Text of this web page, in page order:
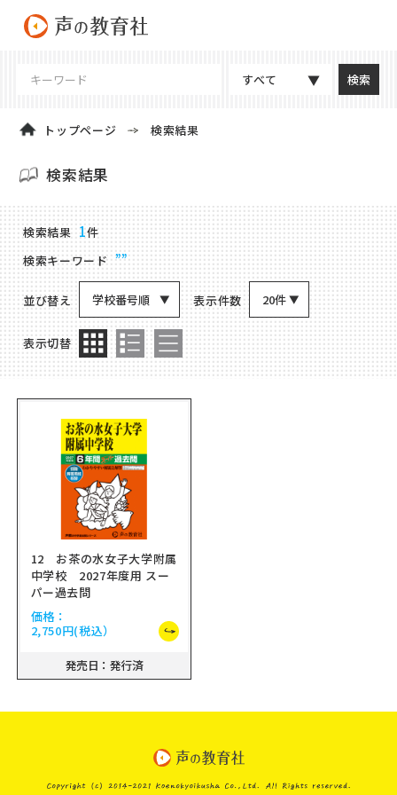
すべて
トップページ 検索結果
検索結果
商品検索結果
検索結果 1件
検索キーワード ””
並び替え 学校番号順 表示件数 20件
表示切替
12 お茶の水女子大学附属
中学校 2027年度用 スー
パー過去問
価格：
2,750円(税込）
発売日：発行済